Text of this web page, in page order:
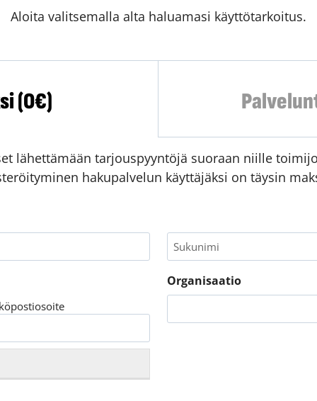
Aloita valitsemalla alta haluamasi käyttötarkoitus.
(0€)
lähettämään tarjouspyyntöjä suoraan niille
hakupalvelun käyttäjäksi on täysin
u
k
u
i
Organisaatio